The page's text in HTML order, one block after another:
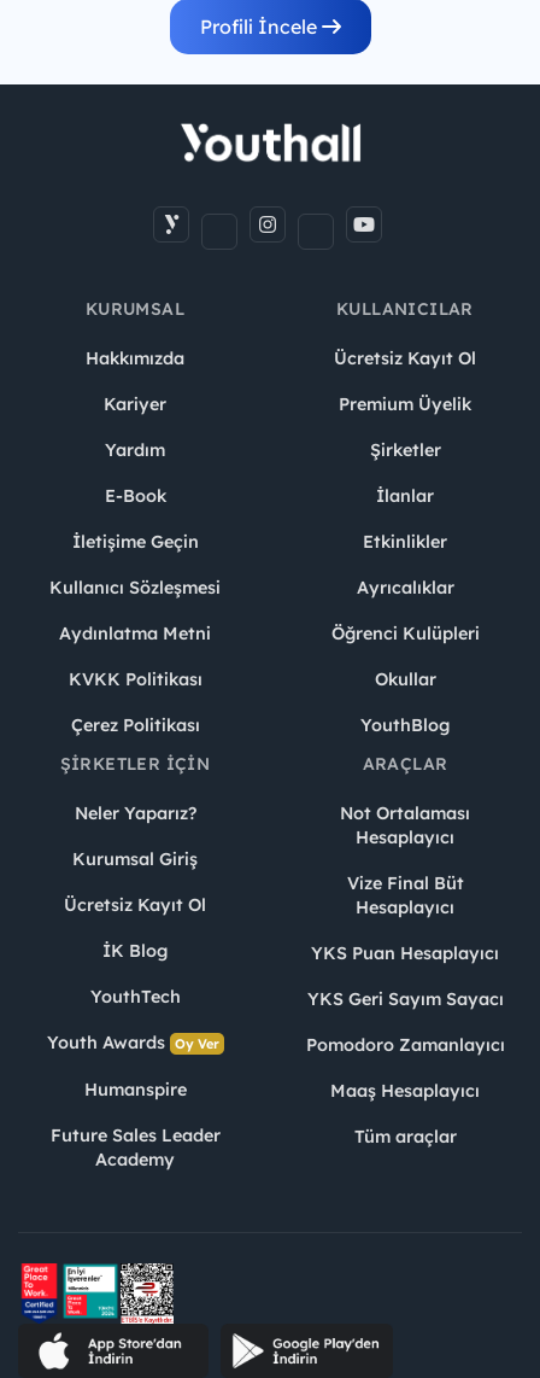
Profili İncele
KURUMSAL
Hakkımızda
Kariyer
Yardım
E-Book
İletişime Geçin
Kullanıcı Sözleşmesi
Aydınlatma Metni
KVKK Politikası
Çerez Politikası
KULLANICILAR
Ücretsiz Kayıt Ol
Premium Üyelik
Şirketler
İlanlar
Etkinlikler
Ayrıcalıklar
Öğrenci Kulüpleri
Okullar
YouthBlog
ŞIRKETLER İÇIN
Neler Yaparız?
Kurumsal Giriş
Ücretsiz Kayıt Ol
İK Blog
YouthTech
Youth Awards Oy Ver
Humanspire
Future Sales Leader
Academy
ARAÇLAR
Not Ortalaması
Hesaplayıcı
Vize Final Büt
Hesaplayıcı
YKS Puan Hesaplayıcı
YKS Geri Sayım Sayacı
Pomodoro Zamanlayıcı
Maaş Hesaplayıcı
Tüm araçlar